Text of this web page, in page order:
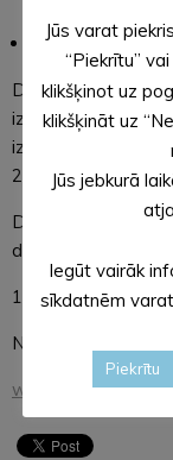
“Vizuāli
Diagnosticējošie
izglītības
izglītojamiem, kas
24.,25.augustā
Dokumentu
darba dienās no
10.00-14.00
Neskaidrību
Jūs varat
“Piekrītu”
klikšķinot uz
klikšķināt uz
Jūs jebkurā
Iegūt vairāk
sīkdatnēm
Piekrītu